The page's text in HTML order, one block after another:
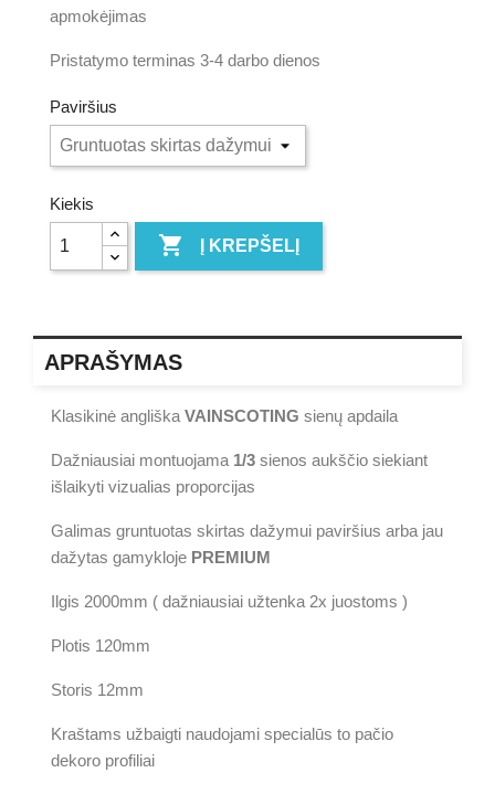
apmokėjimas
Pristatymo terminas 3-4 darbo dienos
Paviršius
Kiekis
 Į KREPŠELĮ
APRAŠYMAS
Klasikinė angliška VAINSCOTING sienų apdaila
Dažniausiai montuojama 1/3 sienos aukščio siekiant
išlaikyti vizualias proporcijas
Galimas gruntuotas skirtas dažymui paviršius arba jau
dažytas gamykloje PREMIUM
Ilgis 2000mm ( dažniausiai užtenka 2x juostoms )
Plotis 120mm
Storis 12mm
Kraštams užbaigti naudojami specialūs to pačio
dekoro profiliai